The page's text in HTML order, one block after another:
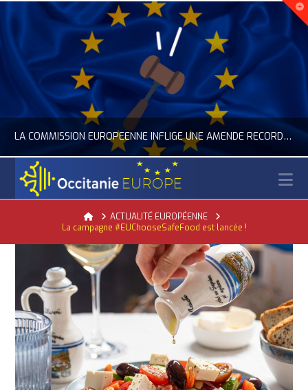
LA COMMISSION EUROPÉENNE INFLIGE UNE AMENDE RECORD À GOOGLE
ACTUALITÉ DE L'UNION EUROPÉENNE, ACTUALITÉ DE LA REPRÉSENTATION D’OCCITANIE EUROPE, NUMÉRIQUE- DIGITAL
JUILLET 24, 2026
HomeACTUALITÉ EUROPÉENNE
La campagne #EUChooseSafeFood est lancée !